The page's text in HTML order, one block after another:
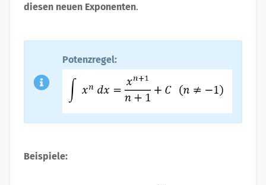
diesen neuen Exponenten.
Potenzregel:
Beispiele: